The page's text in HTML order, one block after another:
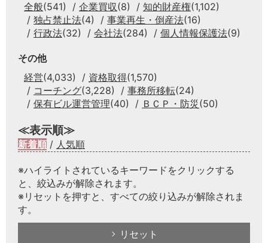
全般(541) 企業買収(8) 知的財産権(1,102)
独占禁止法(4) 事業再生・倒産法(16)
行政法(32) 会社法(284) 個人情報保護法(9)
その他
経営(4,033) 資格取得(1,570)
コーチング(3,228) 事務所移転(24)
保有ビル運営管理(40) ＢＣＰ・防災 (50)
≪表示順≫
新着順 / 人気順
※ハイライトされているキーワードをクリックする
と、絞込みが解除されます。
※リセットを押すと、すべての絞り込みが解除されま
す。
リセット